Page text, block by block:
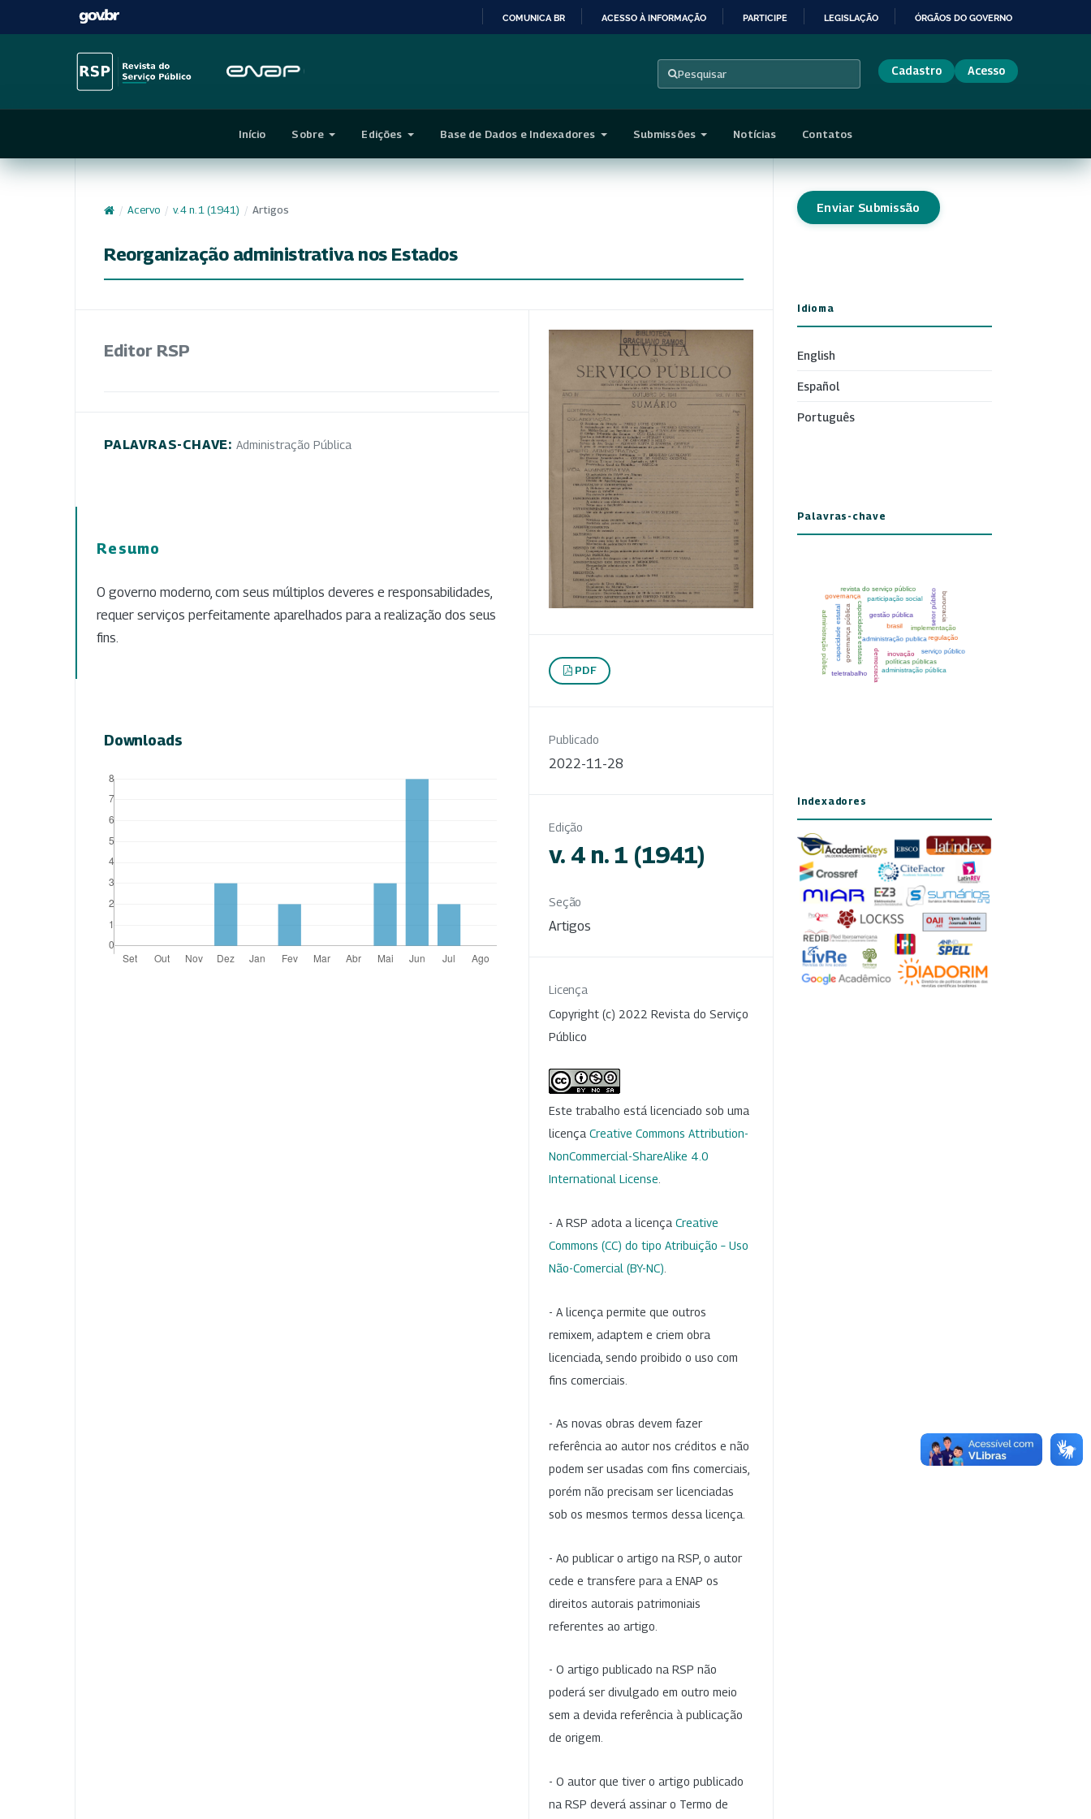
CONTEÚDO
COMUNICA BR ACESSO À INFORMAÇÃO PARTICIPE LEGISLAÇÃO ÓRGÃOS DO GOVERNO
Pesquisar Cadastro Acesso
Início Sobre Edições Base de Dados e Indexadores Submissões Notícias Contatos
/ Acervo / v. 4 n. 1 (1941) / Artigos
Reorganização administrativa nos Estados
Editor RSP
PALAVRAS-CHAVE: Administração Pública
Resumo
O governo moderno, com seus múltiplos deveres e responsabilidades,
requer serviços perfeitamente aparelhados para a realização dos seus
fins.
Downloads
PDF
Publicado
2022-11-28
Edição
v. 4 n. 1 (1941)
Seção
Artigos
Licença
Copyright (c) 2022 Revista do Serviço
Público
Este trabalho está licenciado sob uma
licença Creative Commons Attribution-
NonCommercial-ShareAlike 4.0
International License
- A RSP adota a licença Creative
Commons (CC) do tipo Atribuição – Uso
Não-Comercial (BY-NC)
- A licença permite que outros
remixem, adaptem e criem obra
licenciada, sendo proibido o uso com
fins comerciais.
- As novas obras devem fazer
referência ao autor nos créditos e não
podem ser usadas com fins comerciais,
porém não precisam ser licenciadas
sob os mesmos termos dessa licença.
- Ao publicar o artigo na RSP, o autor
cede e transfere para a ENAP os
direitos autorais patrimoniais
referentes ao artigo.
- O artigo publicado na RSP não
poderá ser divulgado em outro meio
sem a devida referência à publicação
de origem.
- O autor que tiver o artigo publicado
na RSP deverá assinar o Termo de
Enviar Submissão
Idioma
English
Español
Português
Palavras-chave
Indexadores